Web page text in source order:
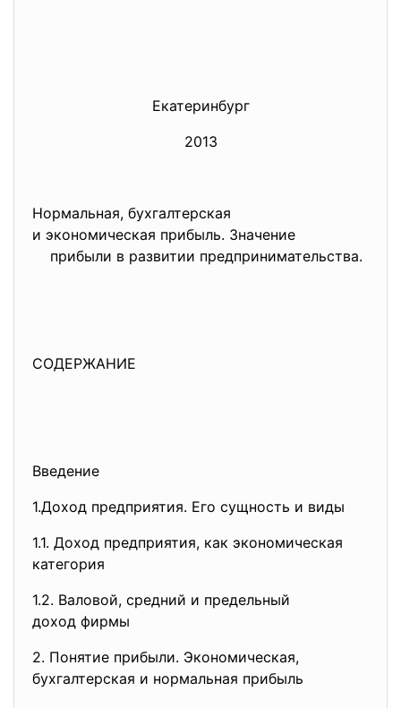
Екатеринбург
2013
Нормальная, бухгалтерская
и экономическая прибыль. Значение
прибыли в развитии предпринимательства.
СОДЕРЖАНИЕ
Введение
1.Доход предприятия. Его сущность и виды
1.1. Доход предприятия, как экономическая
категория
1.2. Валовой, средний и предельный
доход фирмы
2. Понятие прибыли. Экономическая,
бухгалтерская и нормальная прибыль